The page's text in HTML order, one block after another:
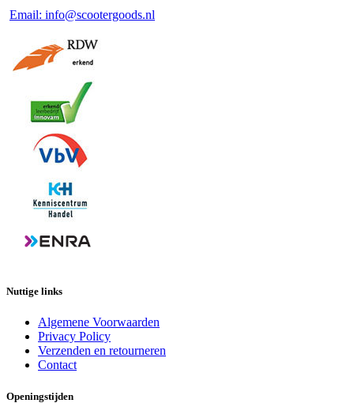
Email: info@scootergoods.nl
Nuttige links
Algemene Voorwaarden
Privacy Policy
Verzenden en retourneren
Contact
Openingstijden